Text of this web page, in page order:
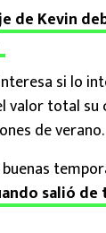
de Kevin
si lo
valor total
de verano.
salió